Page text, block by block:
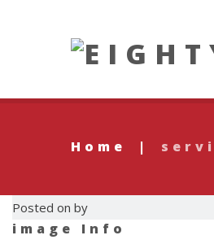
Home |
Posted on by
image Info